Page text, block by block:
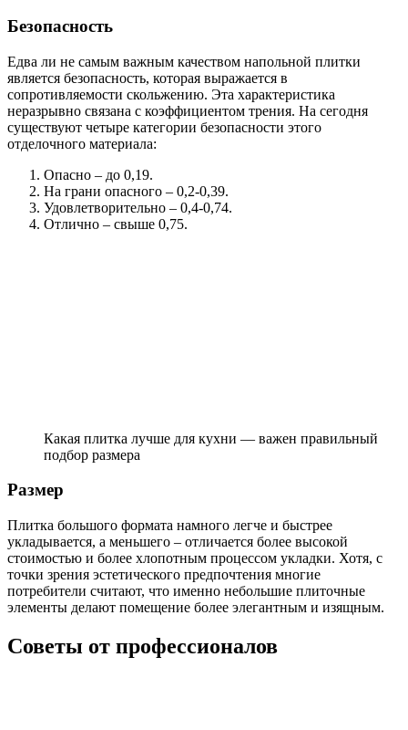
Безопасность
Едва ли не самым важным качеством напольной плитки
является безопасность, которая выражается в
сопротивляемости скольжению. Эта характеристика
неразрывно связана с коэффициентом трения. На сегодня
существуют четыре категории безопасности этого
отделочного материала:
Опасно – до 0,19.
На грани опасного – 0,2-0,39.
Удовлетворительно – 0,4-0,74.
Отлично – свыше 0,75.
Какая плитка лучше для кухни — важен правильный
подбор размера
Размер
Плитка большого формата намного легче и быстрее
укладывается, а меньшего – отличается более высокой
стоимостью и более хлопотным процессом укладки. Хотя, с
точки зрения эстетического предпочтения многие
потребители считают, что именно небольшие плиточные
элементы делают помещение более элегантным и изящным.
Советы от профессионалов